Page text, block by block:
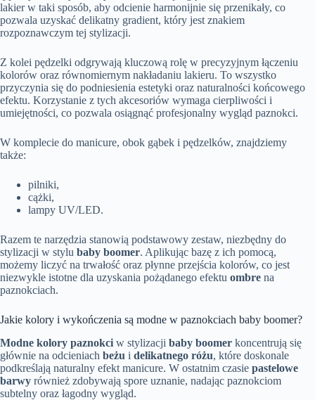
lakier w taki sposób, aby odcienie harmonijnie się przenikały, co
pozwala uzyskać delikatny gradient, który jest znakiem
rozpoznawczym tej stylizacji.
Z kolei pędzelki odgrywają kluczową rolę w precyzyjnym łączeniu
kolorów oraz równomiernym nakładaniu lakieru. To wszystko
przyczynia się do podniesienia estetyki oraz naturalności końcowego
efektu. Korzystanie z tych akcesoriów wymaga cierpliwości i
umiejętności, co pozwala osiągnąć profesjonalny wygląd paznokci.
W komplecie do manicure, obok gąbek i pędzelków, znajdziemy
także:
pilniki,
cążki,
lampy UV/LED.
Razem te narzędzia stanowią podstawowy zestaw, niezbędny do
stylizacji w stylu baby boomer. Aplikując bazę z ich pomocą,
możemy liczyć na trwałość oraz płynne przejścia kolorów, co jest
niezwykle istotne dla uzyskania pożądanego efektu ombre na
paznokciach.
Jakie kolory i wykończenia są modne w paznokciach baby boomer?
Modne kolory paznokci w stylizacji baby boomer koncentrują się
głównie na odcieniach beżu i delikatnego różu, które doskonale
podkreślają naturalny efekt manicure. W ostatnim czasie pastelowe
barwy również zdobywają spore uznanie, nadając paznokciom
subtelny oraz łagodny wygląd.